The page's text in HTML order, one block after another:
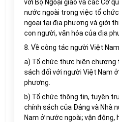
với Bộ Ngoại giao và các Cơ
nước ngoài trong việc tổ
ngoại tại địa phương và giới
con người, văn hóa của địa
8. Về công tác người Việt
a) Tổ chức thực hiện chương
sách đối với người Việt Nam
phương.
b) Tổ chức thông tin, tuyên
chính sách của Đảng và Nhà
Nam ở nước ngoài; vận động,